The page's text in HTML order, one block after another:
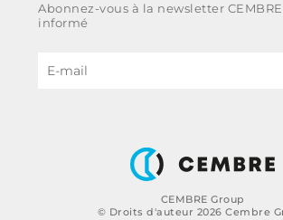
CEMBRE Group
© Droits d'auteur 2026 Cembre
Code d’éthique et politique anti-
du groupe
Énergie
B2B Disclaimer
Abonnez-vous à la newsletter
informé